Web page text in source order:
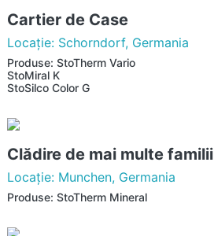
Cartier de Case
Locaţie: Schorndorf, Germania
Produse: StoTherm Vario
StoMiral K
StoSilco Color G
Clădire de mai multe familii
Locaţie: Munchen, Germania
Produse: StoTherm Mineral